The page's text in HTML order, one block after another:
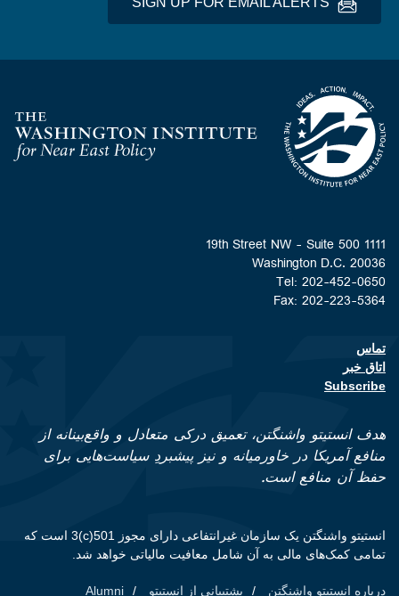
Homepage
1111 19th Street NW - Suite 500
Washington D.C. 20036
Tel: 202-452-0650
Fax: 202-223-5364
Footer contact links
تماس
اتاق خبر
Subscribe
هدف انستیتو واشنگتن، تعمیق درکی متعادل و واقع‌بینانه از
منافع آمریکا در خاورمیانه و نیز پیشبردِ سیاست‌هایی برای
حفظ آن منافع است.
انستیتو واشنگتن یک سازمان غیرانتفاعی دارای مجوز 501(c)3 است که
تمامی کمک‌های مالی به آن شامل معافیت مالیاتی خواهد شد.
درباره انستیتو واشنگتن پشتیبانی از انستیتو Alumni